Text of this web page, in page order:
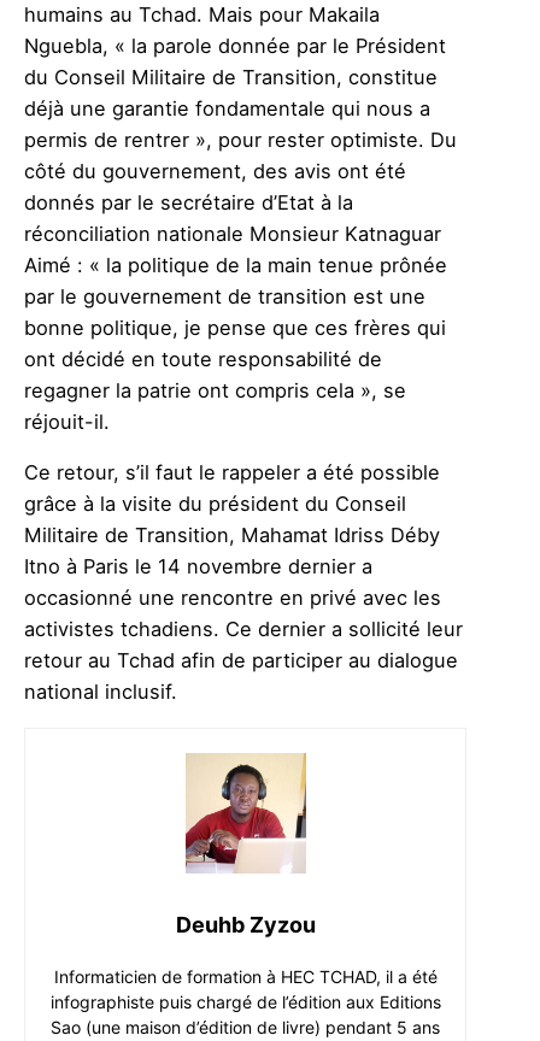
humains au Tchad. Mais pour Makaila
Nguebla, « la parole donnée par le Président
du Conseil Militaire de Transition, constitue
déjà une garantie fondamentale qui nous a
permis de rentrer », pour rester optimiste. Du
côté du gouvernement, des avis ont été
donnés par le secrétaire d’Etat à la
réconciliation nationale Monsieur Katnaguar
Aimé : « la politique de la main tenue prônée
par le gouvernement de transition est une
bonne politique, je pense que ces frères qui
ont décidé en toute responsabilité de
regagner la patrie ont compris cela », se
réjouit-il.
Ce retour, s’il faut le rappeler a été possible
grâce à la visite du président du Conseil
Militaire de Transition, Mahamat Idriss Déby
Itno à Paris le 14 novembre dernier a
occasionné une rencontre en privé avec les
activistes tchadiens. Ce dernier a sollicité leur
retour au Tchad afin de participer au dialogue
national inclusif.
Deuhb Zyzou
Informaticien de formation à HEC TCHAD, il a été
infographiste puis chargé de l’édition aux Editions
Sao (une maison d’édition de livre) pendant 5 ans